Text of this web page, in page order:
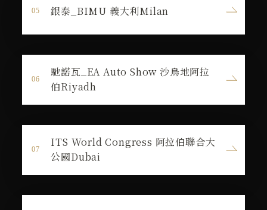
銀泰_BIMU 義大利Milan
馳諾瓦_EA Auto Show 沙烏地阿拉
伯Riyadh
ITS World Congress 阿拉伯聯合大
公國Dubai